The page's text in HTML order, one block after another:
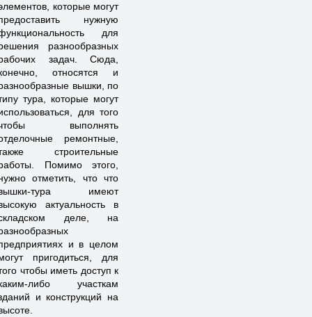
которые могут
нужную
для
разнообразных
задач. Сюда,
относятся и
вышки, по
тура, которые могут
для того
выполнять
ремонтные,
строительные
Помимо этого,
отметить, что что
тура имеют
актуальность в
деле, на
и в целом
пригодиться, для
чтобы иметь доступ к
либо участкам
и конструкций на